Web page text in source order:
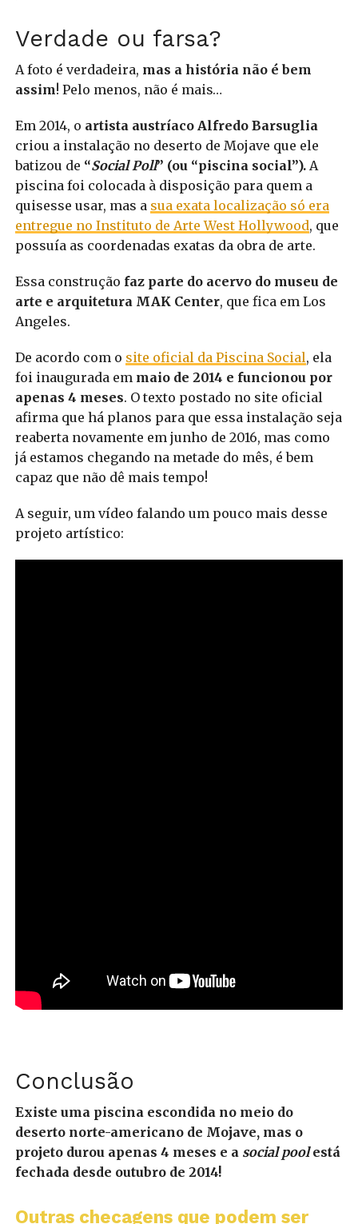
Verdade ou farsa?
A foto é verdadeira, mas a história não é bem
assim! Pelo menos, não é mais…
Em 2014, o artista austríaco Alfredo Barsuglia
criou a instalação no deserto de Mojave que ele
batizou de “Social Poll” (ou “piscina social”).A
piscina foi colocada à disposição para quem a
quisesse usar, mas a sua exata localização só era
entregue no Instituto de Arte West Hollywood, que
possuía as coordenadas exatas da obra de arte.
Essa construção faz parte do acervo do museu de
arte e arquitetura MAK Center, que fica em Los
Angeles.
De acordo com o site oficial da Piscina Social, ela
foi inaugurada em maio de 2014 e funcionou por
apenas 4 meses. O texto postado no site oficial
afirma que há planos para que essa instalação seja
reaberta novamente em junho de 2016, mas como
já estamos chegando na metade do mês, é bem
capaz que não dê mais tempo!
A seguir, um vídeo falando um pouco mais desse
projeto artístico:
Conclusão
Existe uma piscina escondida no meio do
deserto norte-americano de Mojave, mas o
projeto durou apenas 4 meses e a social poolestá
fechada desde outubro de 2014!
Outras checagens que podem ser